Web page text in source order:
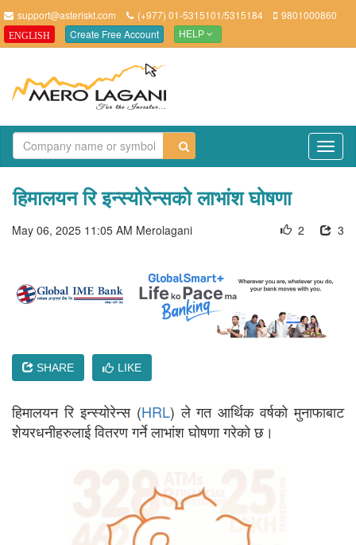
support@asteriskt.com (+977) 01-5315101/5315184 9801000860
ENGLISH Create Free Account HELP
हिमालयन रि इन्स्योरेन्सको लाभांश घोषणा
May 06, 2025 11:05 AM Merolagani 3
2
SHARE LIKE
हिमालयन रि इन्स्योरेन्स (HRL) ले गत आर्थिक वर्षको मुनाफाबाट
शेयरधनीहरुलाई वितरण गर्ने लाभांश घोषणा गरेको छ।